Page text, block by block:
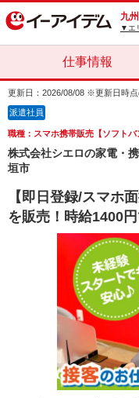
九
▼エ
仕事情報
更新日：2026/08/08 ※更新日時
派遣社員
職種：スマホ携帯販売【ソフトバ
株式会社シエロの家電・
垣市
【即日登録/スマホ
を販売！時給1400